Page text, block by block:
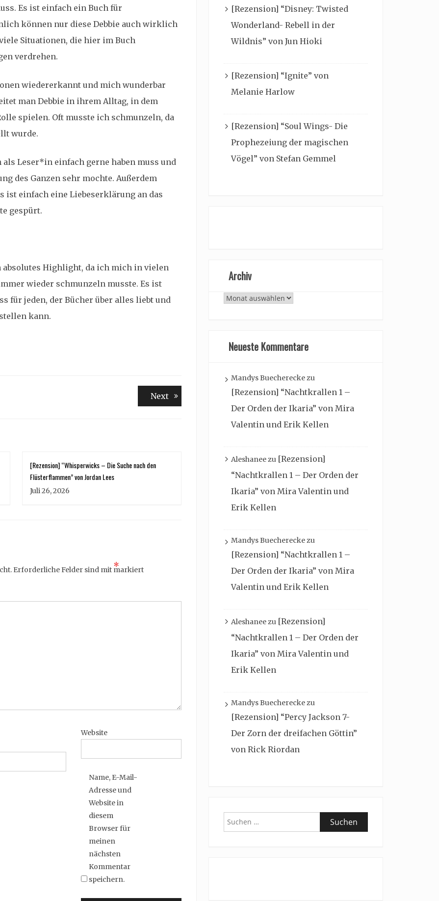
Es ist einfach ein Buch für
können nur diese Debbie auch wirklich
Situationen, die hier im Buch
verdrehen.
wiedererkannt und mich wunderbar
man Debbie in ihrem Alltag, in dem
spielen. Oft musste ich schmunzeln, da
wurde.
Leser*in einfach gerne haben muss und
des Ganzen sehr mochte. Außerdem
einfach eine Liebeserklärung an das
gespürt.
Highlight, da ich mich in vielen
wieder schmunzeln musste. Es ist
für jeden, der Bücher über alles liebt und
kann.
NextNext
[Rezension] “Whisperwicks – Die Suche nach den
Flüsterflammen” von Jordan Lees
Juli 26, 2026
Erforderliche Felder sind mit *
markiert
Website
Name, E-Mail-
Adresse und
Website in
diesem
Browser für
meinen
nächsten
Kommentar
speichern.
[Rezension] “Disney: Twisted
Wonderland- Rebell in der
Wildnis” von Jun Hioki
[Rezension] “Ignite” von
Melanie Harlow
[Rezension] “Soul Wings- Die
Prophezeiung der magischen
Vögel” von Stefan Gemmel
Archiv
Archiv
Neueste Kommentare
Mandys Buechereckezu
[Rezension] “Nachtkrallen 1 –
Der Orden der Ikaria” von Mira
Valentin und Erik Kellen
Aleshaneezu [Rezension]
“Nachtkrallen 1 – Der Orden der
Ikaria” von Mira Valentin und
Erik Kellen
Mandys Buechereckezu
[Rezension] “Nachtkrallen 1 –
Der Orden der Ikaria” von Mira
Valentin und Erik Kellen
Aleshaneezu [Rezension]
“Nachtkrallen 1 – Der Orden der
Ikaria” von Mira Valentin und
Erik Kellen
Mandys Buechereckezu
[Rezension] “Percy Jackson 7-
Der Zorn der dreifachen Göttin”
von Rick Riordan
Suchen
nach: